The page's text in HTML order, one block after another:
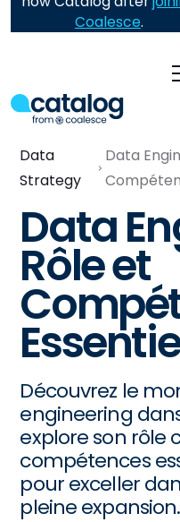
Coalesce.
Data
Strategy
Data
Data
Rôle et
Découvrez le
engineering
explore son rôle
compétences
pour exceller
pleine expansion.